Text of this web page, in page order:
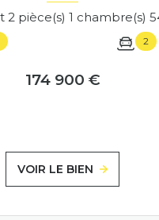
2
174 900 €
VOIR LE BIEN